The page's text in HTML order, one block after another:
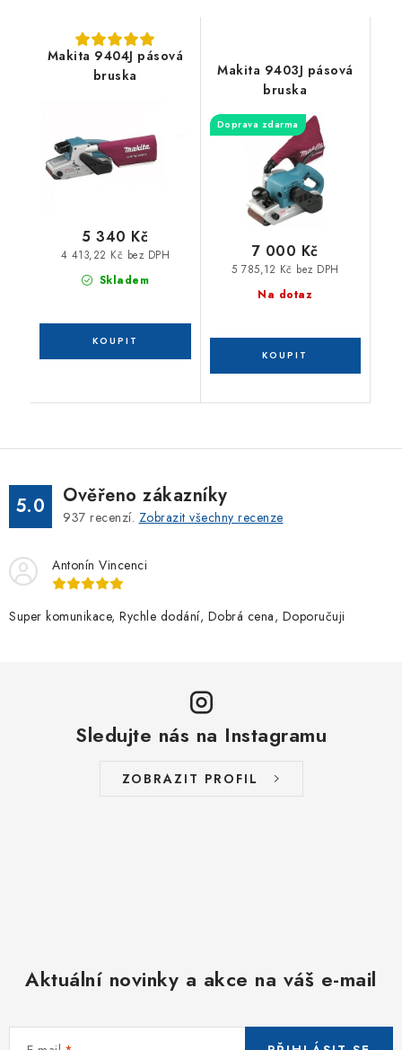
Makita 9404J pásová
bruska
Skladem
4 413,22 Kč bez DPH
5 340 Kč
Makita 9403J pásová
bruska
Doprava zdarma
Na dotaz
5 785,12 Kč bez DPH
7 000 Kč
5.0 Ověřeno zákazníky
937 recenzí. Zobrazit všechny recenze
Antonín Vincenci
Super komunikace, Rychle dodání, Dobrá cena, Doporučuji
Sledujte nás na Instagramu
ZOBRAZIT PROFIL
Aktuální novinky a akce na váš e-mail